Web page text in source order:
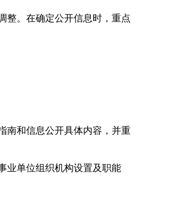
。在确定公开信息时，重点
和信息公开具体内容，并重
业单位组织机构设置及职能